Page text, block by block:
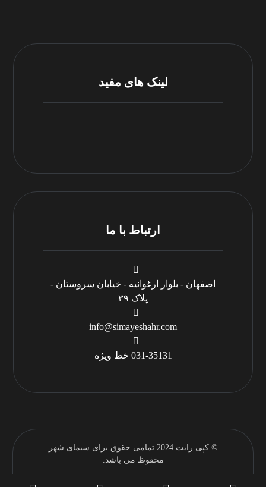
لینک های مفید
ارتباط با ما
اصفهان - بلوار ارغوانیه - خیابان سروستان -
پلاک ۳۹
info@simayeshahr.com
031-35131 خط ویژه
© کپی رایت 2024 تمامی حقوق برای سیمای شهر
محفوظ می باشد.